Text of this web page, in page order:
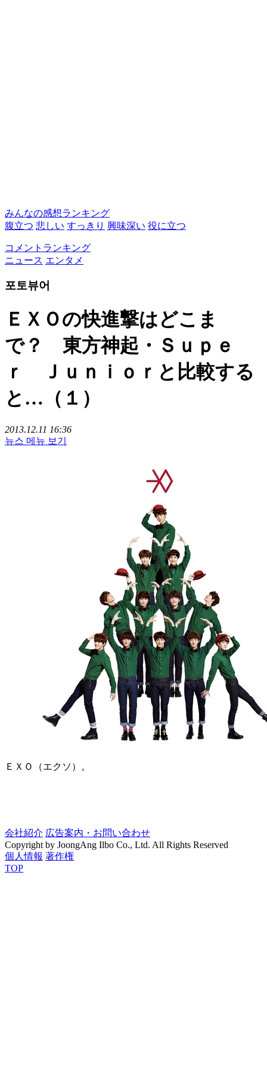
みんなの感想ランキング
腹立つ 悲しい すっきり 興味深い 役に立つ
コメントランキング
ニュース エンタメ
포토뷰어
ＥＸＯの快進撃はどこま
で？ 東方神起・Ｓｕｐｅ
ｒ Ｊｕｎｉｏｒと比較する
と…（１）
2013.12.11 16:36
뉴스 메뉴 보기
ＥＸＯ（エクソ）。
会社紹介 広告案内・お問い合わせ
Copyright by JoongAng Ilbo Co., Ltd. All Rights Reserved
個人情報 著作権
TOP